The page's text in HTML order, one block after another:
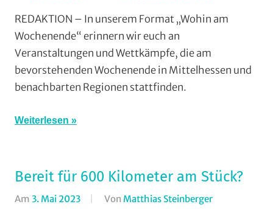
Wohin
(WaW)
REDAKTION – In unserem Format „Wohin am
Wochenende“ erinnern wir euch an
Veranstaltungen und Wettkämpfe, die am
bevorstehenden Wochenende in Mittelhessen und
benachbarten Regionen stattfinden.
Weiterlesen
Bereit für 600 Kilometer am Stück?
Am 3. Mai 2023 Von Matthias Steinberger